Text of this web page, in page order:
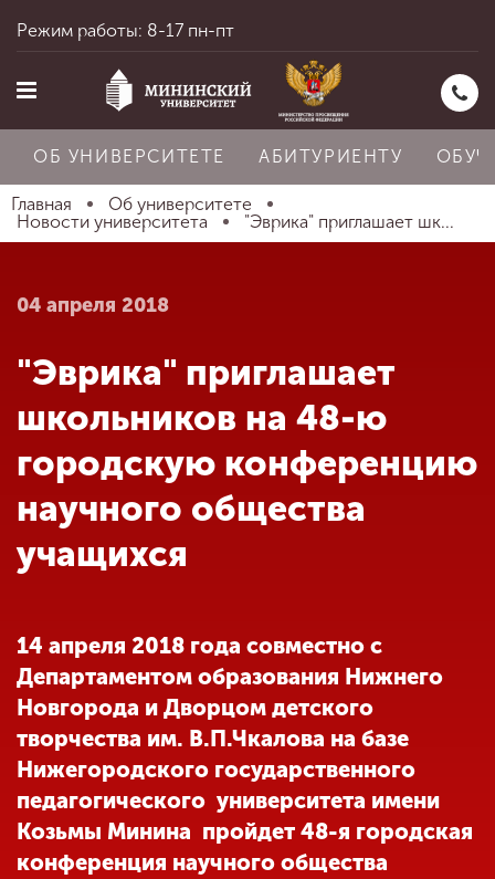
Абитуриенту
Обучение
Международная
деятельность
Другие виды
деятельности
Студенческая жизнь
Режим работы: 8-17 пн-пт
ОБ УНИВЕРСИТЕТЕ АБИТУРИЕНТУ
Главная
Об университете
Новости университета
"Эврика" приглашает шк...
04 апреля 2018
"Эврика" приглашает
школьников на 48-ю
городскую конференцию
научного общества
учащихся
14 апреля 2018 года совместно с
Департаментом образования Нижнего
Новгорода и Дворцом детского
творчества им. В.П.Чкалова на базе
Нижегородского государственного
педагогического университета имени
Козьмы Минина пройдет 48-я городская
конференция научного общества